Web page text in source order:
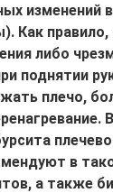
Как
либо
поднятии
плечо,
в
а также